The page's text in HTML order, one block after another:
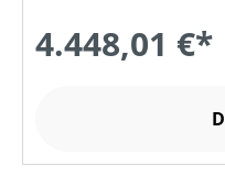
4.448,01 €*